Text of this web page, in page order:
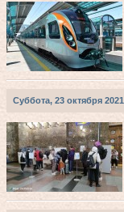
Суббота, 23 октября 2021